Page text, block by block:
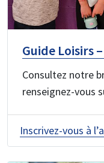
Guide Loisirs
Consultez notre
renseignez-vous
Inscrivez-vous à